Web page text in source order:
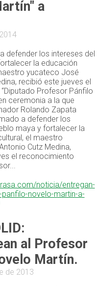
a
defender los intereses del
la educación
yucateco José
recibió este jueves el
Profesor Pánfilo
ceremonia a la que
Rolando Zapata
a defender los
maya y fortalecer la
el maestro
Cutz Medina,
el reconocimiento
noticia/entregan-
novelo-martin-a-
al Profesor
Martín.
de 2013